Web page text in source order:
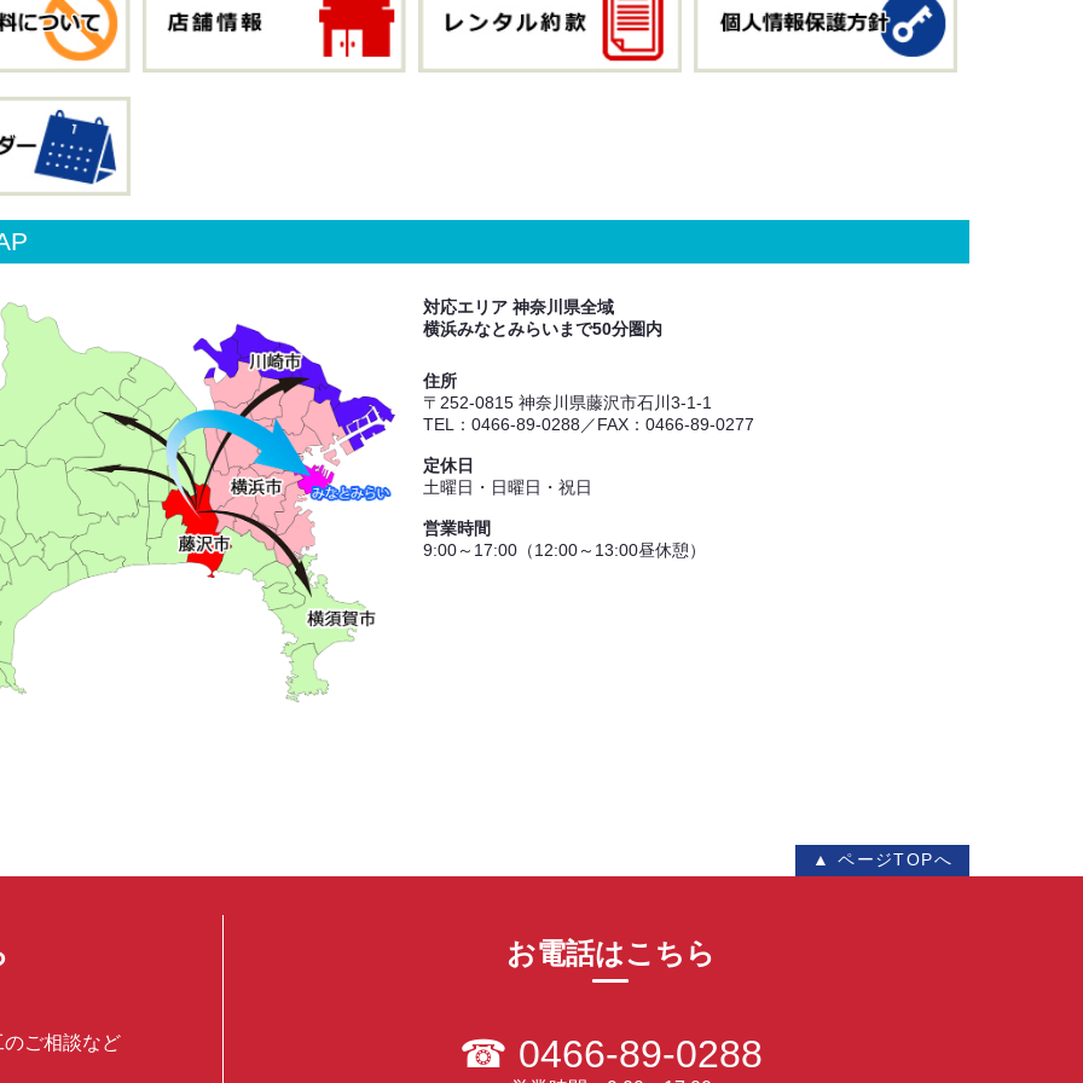
対応エリア 神奈川県全域
横浜みなとみらいまで50分圏内
住所
〒252-0815 神奈川県藤沢市石川3-1-1
TEL：0466-89-0288／FAX：0466-89-0277
定休日
土曜日・日曜日・祝日
営業時間
9:00～17:00（12:00～13:00昼休憩）
▲ ページTOPへ
ご相談など
お電話はこちら
☎ 0466-89-0288